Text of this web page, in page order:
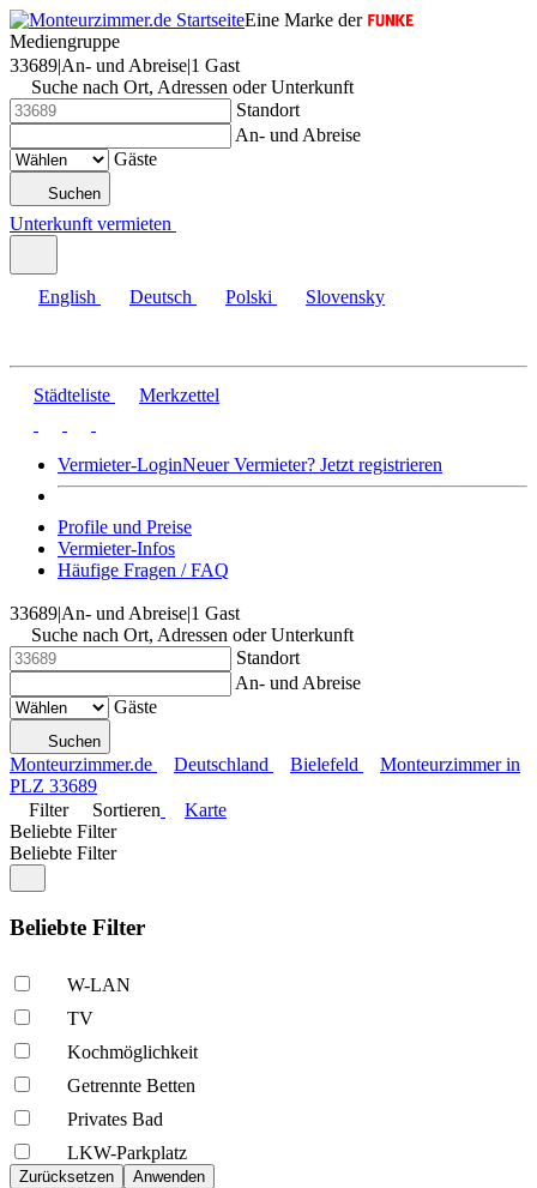
Eine Marke der
Mediengruppe
33689|An- und Abreise|1 Gast
Suche nach Ort, Adressen oder Unterkunft
Standort
An- und Abreise
Gäste
Suchen
Unterkunft vermieten
English Deutsch Polski Slovensky
Städteliste Merkzettel
Vermieter-LoginNeuer Vermieter? Jetzt registrieren
Profile und Preise
Vermieter-Infos
Häufige Fragen / FAQ
33689|An- und Abreise|1 Gast
Suche nach Ort, Adressen oder Unterkunft
Standort
An- und Abreise
Gäste
Suchen
Monteurzimmer.de Deutschland Bielefeld
Monteurzimmer in
PLZ 33689
Filter
Sortieren
Karte
Beliebte Filter
Beliebte Filter
Beliebte Filter
W-LAN
TV
Kochmöglich­keit
Getrennte Betten
Privates Bad
LKW-Parkplatz